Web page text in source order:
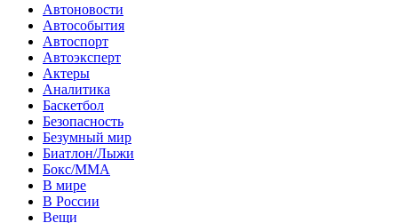
Автоновости
Автособытия
Автоспорт
Автоэксперт
Актеры
Аналитика
Баскетбол
Безопасность
Безумный мир
Биатлон/Лыжи
Бокс/MMA
В мире
В России
Вещи